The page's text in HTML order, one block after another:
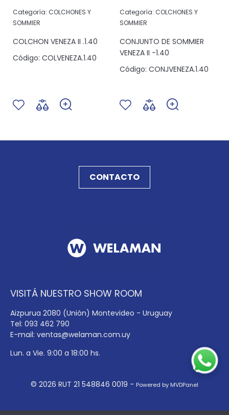
Categoría: COLCHONES Y
SOMMIER
COLCHON VENEZA II .1.40
Código: COLVENEZA.1.40
Categoría: COLCHONES Y
SOMMIER
CONJUNTO DE SOMMIER
VENEZA II -1.40
Código: CONJVENEZA.1.40
CONTACTO
VISITÁ NUESTRO SHOW ROOM
Aizpurua 2080 (Unión) Montevideo - Uruguay
Tel: 093 462 790
E-mail: ventas@welaman.com.uy
Lun. a Vie. 9:00 a 18:00 hs.
© 2026 RUT 21 548846 0019 - Powered by MVDPanel